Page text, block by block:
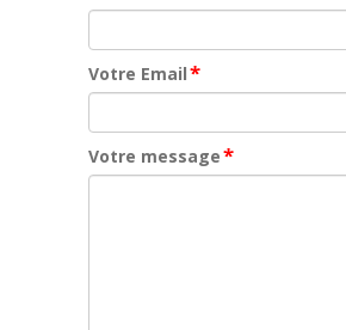
Votre Email*
Votre message*